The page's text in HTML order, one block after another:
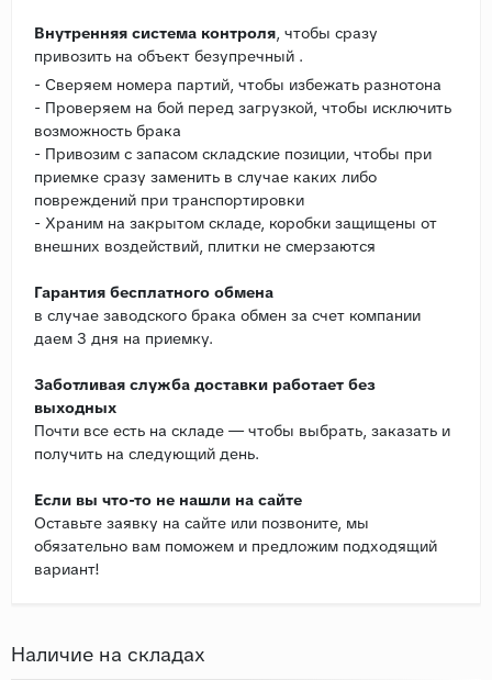
Внутренняя система контроля , чтобы сразу
привозить на объект безупречный .
- Сверяем номера партий, чтобы избежать разнотона
- Проверяем на бой перед загрузкой, чтобы исключить
возможность брака
- Привозим с запасом складские позиции, чтобы при
приемке сразу заменить в случае каких либо
повреждений при транспортировки
- Храним на закрытом складе, коробки защищены от
внешних воздействий, плитки не смерзаются
Гарантия бесплатного обмена
в случае заводского брака обмен за счет компании
даем 3 дня на приемку.
Заботливая служба доставки работает без
выходных
Почти все есть на складе — чтобы выбрать, заказать и
получить на следующий день.
Если вы что-то не нашли на сайте
Оставьте заявку на сайте или позвоните, мы
обязательно вам поможем и предложим подходящий
вариант!
Наличие на складах